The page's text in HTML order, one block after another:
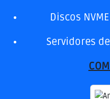
Discos
Servidores